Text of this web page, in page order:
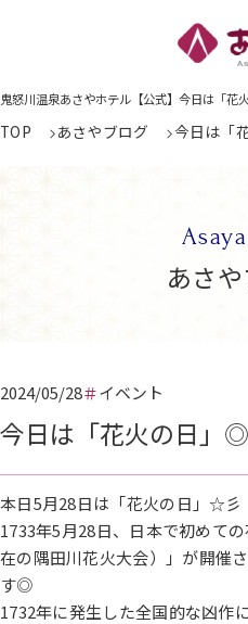
鬼怒川温泉あさやホテル【公式】今日は「花
TOP あさやブログ 今日は「
あさ
2024/05/28 イベント
今日は「花火の日」◎
本日5月28日は「花火の日」☆彡
1733年5月28日、日本で初めて
在の隅田川花火大会）」が開催
す◎
1732年に発生した全国的な凶作